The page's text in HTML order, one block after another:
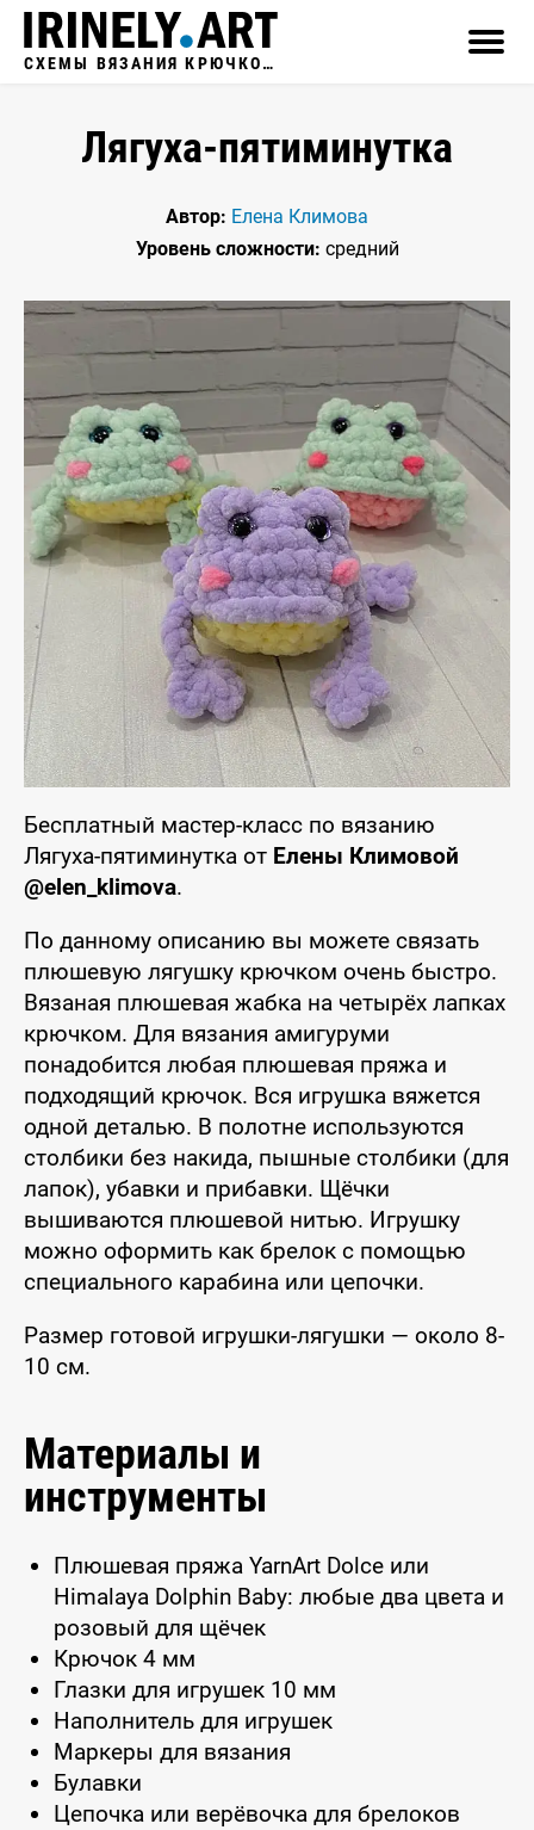
СХЕМЫ ВЯЗАНИЯ КРЮЧКОМ
Лягуха-пятиминутка
Автор: Елена Климова
Уровень сложности: средний
Бесплатный мастер-класс по вязанию
Лягуха-пятиминутка от Елены Климовой
@elen_klimova.
По данному описанию вы можете связать
плюшевую лягушку крючком очень быстро.
Вязаная плюшевая жабка на четырёх лапках
крючком. Для вязания амигуруми
понадобится любая плюшевая пряжа и
подходящий крючок. Вся игрушка вяжется
одной деталью. В полотне используются
столбики без накида, пышные столбики (для
лапок), убавки и прибавки. Щёчки
вышиваются плюшевой нитью. Игрушку
можно оформить как брелок с помощью
специального карабина или цепочки.
Размер готовой игрушки-лягушки — около 8-
10 см.
Материалы и
инструменты
Плюшевая пряжа YarnArt Dolce или
Himalaya Dolphin Baby: любые два цвета и
розовый для щёчек
Крючок 4 мм
Глазки для игрушек 10 мм
Наполнитель для игрушек
Маркеры для вязания
Булавки
Цепочка или верёвочка для брелоков